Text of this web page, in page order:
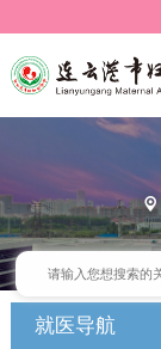

就医导航